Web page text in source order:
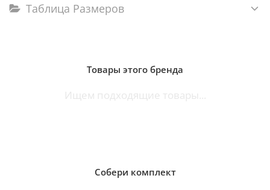
Таблица Размеров
Товары этого бренда
Ищем подходящие товары...
Собери комплект